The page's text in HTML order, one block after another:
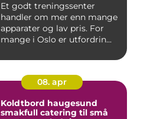
Et godt treningssenter
handler om mer enn mange
apparater og lav pris. For
mange i Oslo er utfordrin...
08. apr
Koldtbord haugesund
smakfull catering til små